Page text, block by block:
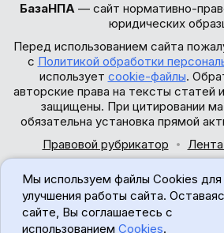
БазаНПА — сайт нормативно-
юридических
Перед использованием сайта
с Политикой обработки
использует cookie-файлы.
авторские права на тексты
защищены. При цитировании
обязательна установка прямой
Правовой рубрикатор
© 2017-2026
18+
Мы используем файлы Cookies для
улучшения работы сайта.
сайте, Вы соглашаетесь с
использованием Cookies.